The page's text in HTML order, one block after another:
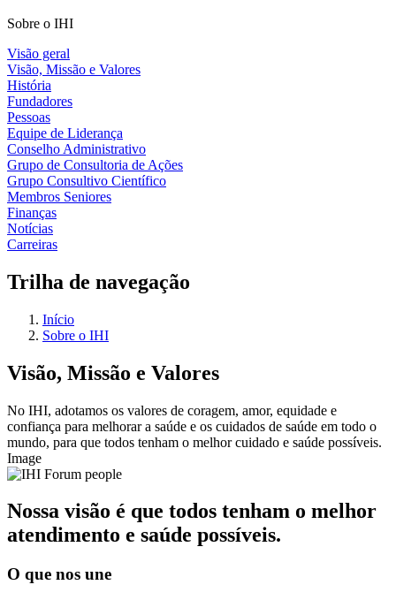
Sobre o IHI
Visão geral
Visão, Missão e Valores
História
Fundadores
Pessoas
Equipe de Liderança
Conselho Administrativo
Grupo de Consultoria de Ações
Grupo Consultivo Científico
Membros Seniores
Finanças
Notícias
Carreiras
Trilha de navegação
Início
Sobre o IHI
Visão, Missão e Valores
No IHI, adotamos os valores de coragem, amor, equidade e
confiança para melhorar a saúde e os cuidados de saúde em todo o
mundo, para que todos tenham o melhor cuidado e saúde possíveis.
Image
Nossa visão é que todos tenham o melhor
atendimento e saúde possíveis.
O que nos une